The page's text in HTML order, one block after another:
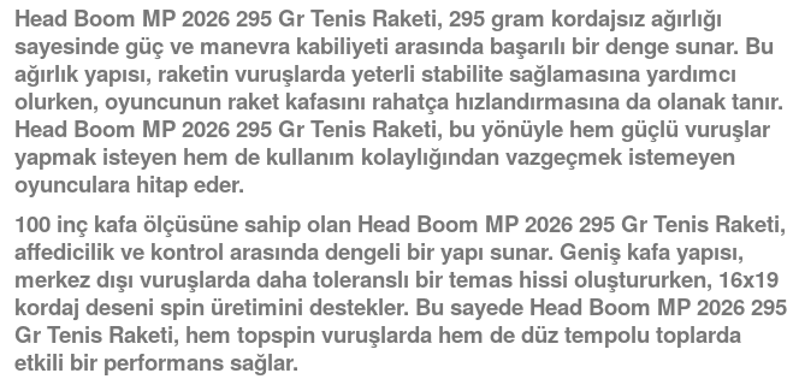
Head Boom MP 2026 295 Gr Tenis Raketi, 295 gram kordajsız ağırlığı
sayesinde güç ve manevra kabiliyeti arasında başarılı bir denge sunar. Bu
ağırlık yapısı, raketin vuruşlarda yeterli stabilite sağlamasına yardımcı
olurken, oyuncunun raket kafasını rahatça hızlandırmasına da olanak tanır.
Head Boom MP 2026 295 Gr Tenis Raketi, bu yönüyle hem güçlü vuruşlar
yapmak isteyen hem de kullanım kolaylığından vazgeçmek istemeyen
oyunculara hitap eder.
100 inç kafa ölçüsüne sahip olan Head Boom MP 2026 295 Gr Tenis Raketi,
affedicilik ve kontrol arasında dengeli bir yapı sunar. Geniş kafa yapısı,
merkez dışı vuruşlarda daha toleranslı bir temas hissi oluştururken, 16x19
kordaj deseni spin üretimini destekler. Bu sayede Head Boom MP 2026 295
Gr Tenis Raketi, hem topspin vuruşlarda hem de düz tempolu toplarda
etkili bir performans sağlar.